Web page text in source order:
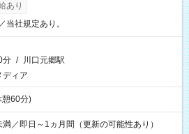
あり
当社規定あり。
分 / 川口元郷駅
ディア
60分)
／即日～1ヵ月間（更新の可能性あり）